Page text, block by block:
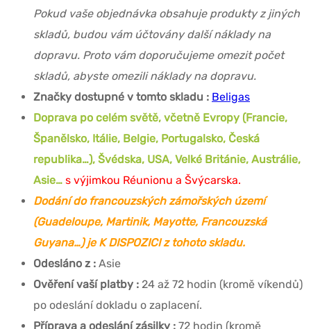
Pokud vaše objednávka obsahuje produkty z jiných
skladů, budou vám účtovány další náklady na
dopravu. Proto vám doporučujeme omezit počet
skladů, abyste omezili náklady na dopravu.
Značky dostupné v tomto skladu : Beligas
Doprava po celém světě, včetně Evropy (Francie,
Španělsko, Itálie, Belgie, Portugalsko, Česká
republika…), Švédska, USA, Velké Británie, Austrálie,
Asie… s výjimkou Réunionu a Švýcarska.
Dodání do francouzských zámořských území
(Guadeloupe, Martinik, Mayotte, Francouzská
Guyana…) je K DISPOZICI z tohoto skladu.
Odesláno z : Asie
Ověření vaší platby : 24 až 72 hodin (kromě víkendů)
po odeslání dokladu o zaplacení.
Příprava a odeslání zásilky : 72 hodin (kromě